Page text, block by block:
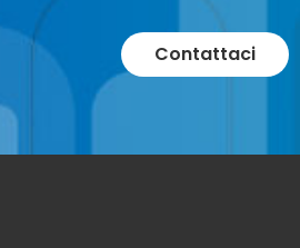
Honeywell
Contattaci